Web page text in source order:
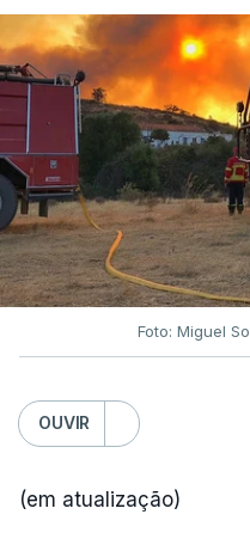
Foto: Miguel
OUVIR
(em atualização)